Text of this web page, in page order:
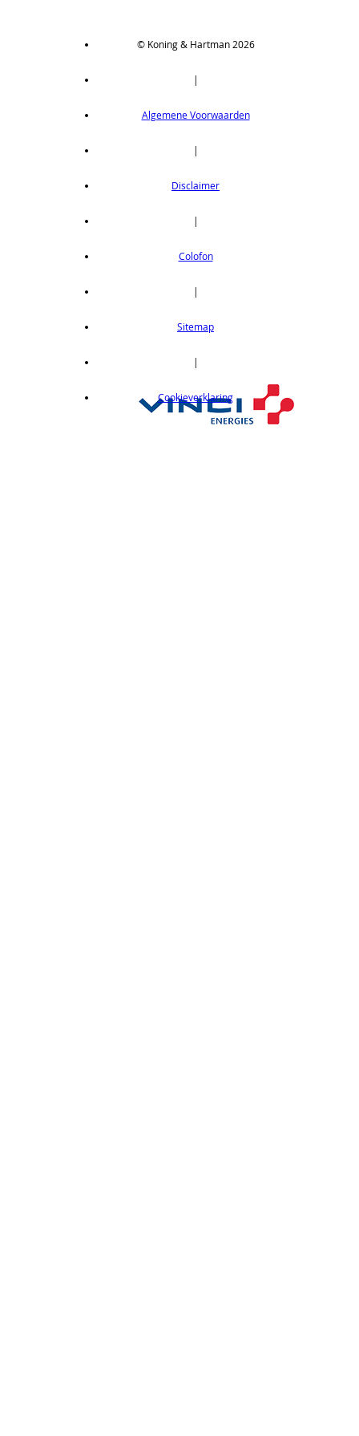
© Koning & Hartman 2026
|
Algemene Voorwaarden
|
Disclaimer
|
Colofon
|
Sitemap
|
Cookieverklaring